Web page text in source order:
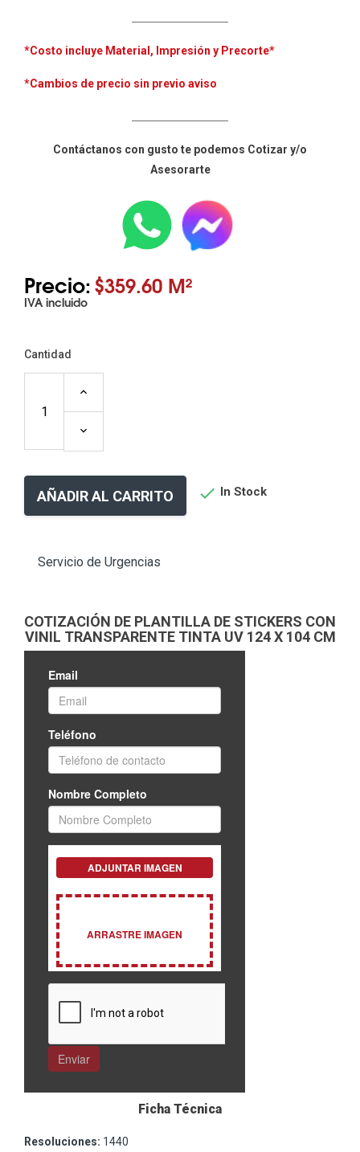
*Costo incluye Material, Impresión y Precorte*
*Cambios de precio sin previo aviso
Contáctanos con gusto te podemos Cotizar y/o
Asesorarte
Precio:$359.60 M²
IVA incluido
Cantidad
AÑADIR AL CARRITO  In Stock
Servicio de Urgencias
COTIZACIÓN DE PLANTILLA DE STICKERS CON
VINIL TRANSPARENTE TINTA UV 124 X 104 CM
Ficha Técnica
Resoluciones: 1440